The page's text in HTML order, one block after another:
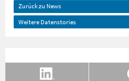
Zurück zu News
Weitere Datenstories